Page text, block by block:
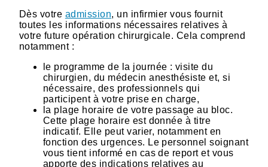
Dès votre admission, un infirmier vous fournit
toutes les informations nécessaires relatives à
votre future opération chirurgicale. Cela comprend
notamment :
le programme de la journée : visite du
chirurgien, du médecin anesthésiste et, si
nécessaire, des professionnels qui
participent à votre prise en charge,
la plage horaire de votre passage au bloc.
Cette plage horaire est donnée à titre
indicatif. Elle peut varier, notamment en
fonction des urgences. Le personnel soignant
vous tient informé en cas de report et vous
apporte des indications relatives au